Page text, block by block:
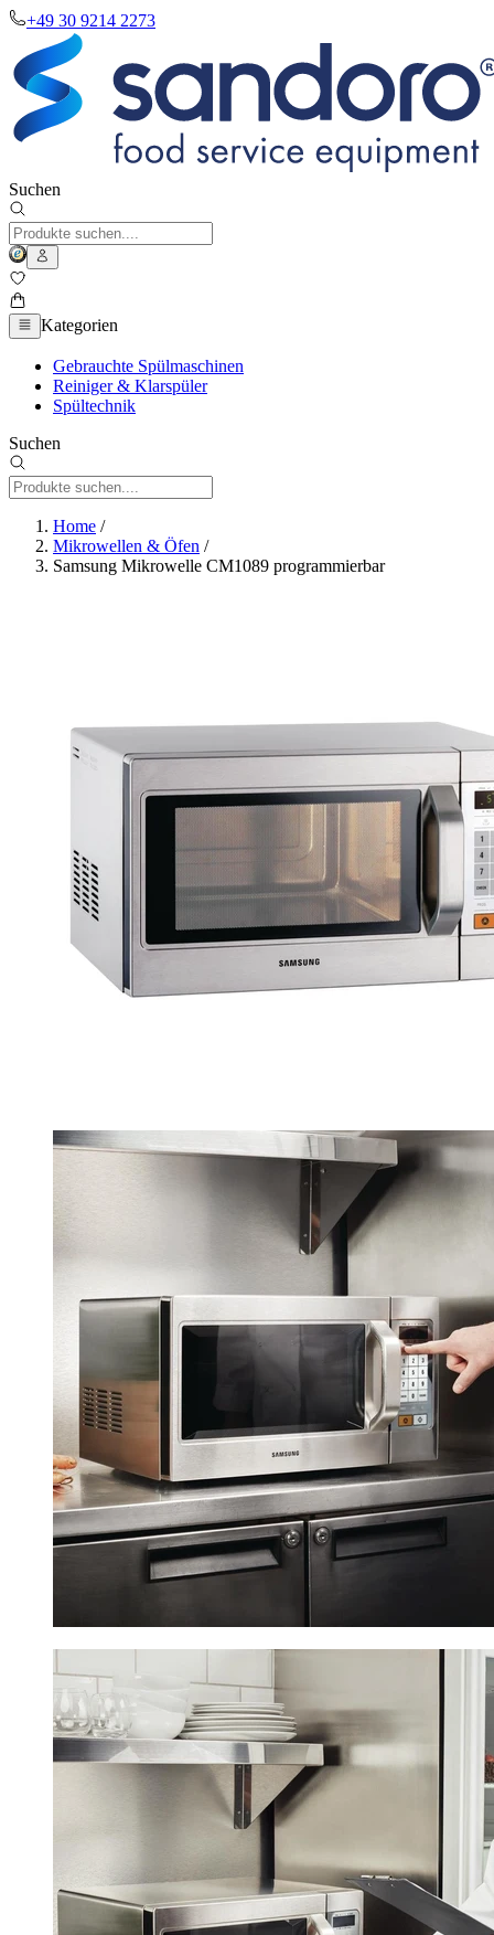
+49 30 9214 2273
Suchen
Kategorien
Gebrauchte Spülmaschinen
Reiniger & Klarspüler
Spültechnik
Suchen
Home /
Mikrowellen & Öfen /
Samsung Mikrowelle CM1089 programmierbar